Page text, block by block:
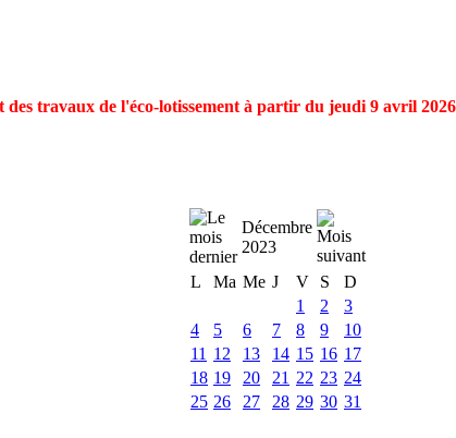
travaux de l'éco-lotissement à partir du jeudi 9 avril 2026
Décembre
2023
L
Ma Me J V S
D
1
2
3
4
5 6 7 8 9
10
11 12 13 14 15 16 17
18 19 20 21 22 23 24
25 26 27 28 29 30 31